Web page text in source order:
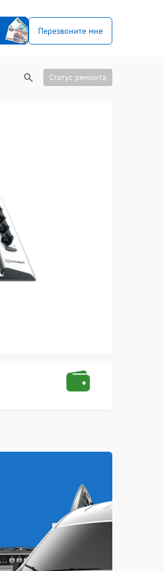
Перезвоните мне
Статус ремонта